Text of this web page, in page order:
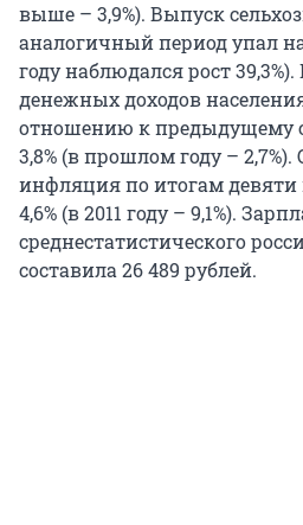
выше – 3,9%). Выпуск
аналогичный период упал
году наблюдался рост
денежных доходов
отношению к предыдущему
3,8% (в прошлом году –
инфляция по итогам девяти
4,6% (в 2011 году – 9,1%).
среднестатистического
составила 26 489 рублей.